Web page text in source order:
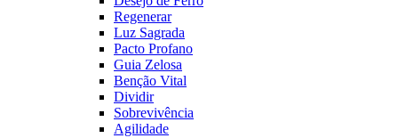
Regenerar
Luz Sagrada
Pacto Profano
Guia Zelosa
Benção Vital
Dividir
Sobrevivência
Agilidade